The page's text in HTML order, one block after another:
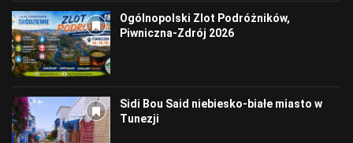
Ogólnopolski Zlot Podróżników,
Piwniczna-Zdrój 2026
Sidi Bou Said niebiesko-białe miasto w
Tunezji